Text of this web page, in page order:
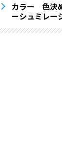
カラー 色決
ーシュミレー